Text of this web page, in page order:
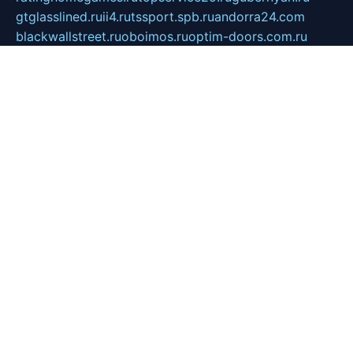
gtglasslined.ruii4.rutssport.spb.ruandorra24.com
blackwallstreet.ruoboimos.ruoptim-doors.com.ru